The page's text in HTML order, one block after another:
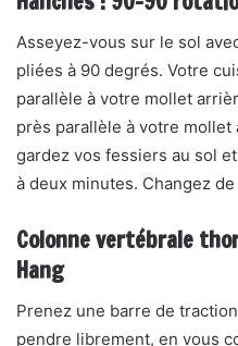
Asseyez-vous sur le sol
pliées à 90 degrés. Votre
parallèle à votre mollet
près parallèle à votre
gardez vos fessiers au sol
à deux minutes. Changez
Colonne vertébrale
Hang
Prenez une barre de
pendre librement, en vous